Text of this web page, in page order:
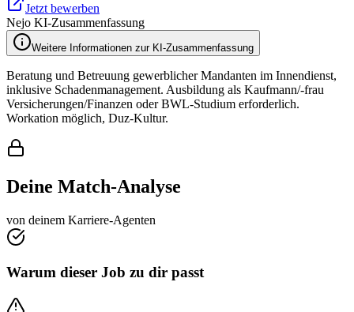
Jetzt bewerben
Nejo KI-Zusammenfassung
Weitere Informationen zur KI-Zusammenfassung
Beratung und Betreuung gewerblicher Mandanten im Innendienst,
inklusive Schadenmanagement. Ausbildung als Kaufmann/-frau
Versicherungen/Finanzen oder BWL-Studium erforderlich.
Workation möglich, Duz-Kultur.
Deine Match-Analyse
von deinem Karriere-Agenten
Warum dieser Job zu dir passt